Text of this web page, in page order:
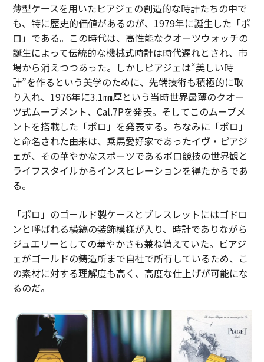
薄型ケースを用いたピアジェの創造的な時計たちの中で
も、特に歴史的価値があるのが、1979年に誕生した「ポ
ロ」である。この時代は、高性能なクオーツウォッチの
誕生によって伝統的な機械式時計は時代遅れとされ、市
場から消えつつあった。しかしピアジェは“美しい時
計”を作るという美学のために、先端技術も積極的に取
り入れ、1976年に3.1㎜厚という当時世界最薄のクオー
ツ式ムーブメント、Cal.7Pを発表。そしてこのムーブメ
ントを搭載した「ポロ」を発表する。ちなみに「ポロ」
と命名された由来は、乗馬愛好家であったイヴ・ピアジ
ェが、その華やかなスポーツであるポロ競技の世界観と
ライフスタイルからインスピレーションを得たからであ
る。
「ポロ」のゴールド製ケースとブレスレットにはゴドロ
ンと呼ばれる横縞の装飾模様が入り、時計でありながら
ジュエリーとしての華やかさも兼ね備えていた。ピアジ
ェがゴールドの鋳造所まで自社で所有しているため、こ
の素材に対する理解度も高く、高度な仕上げが可能にな
るのだ。